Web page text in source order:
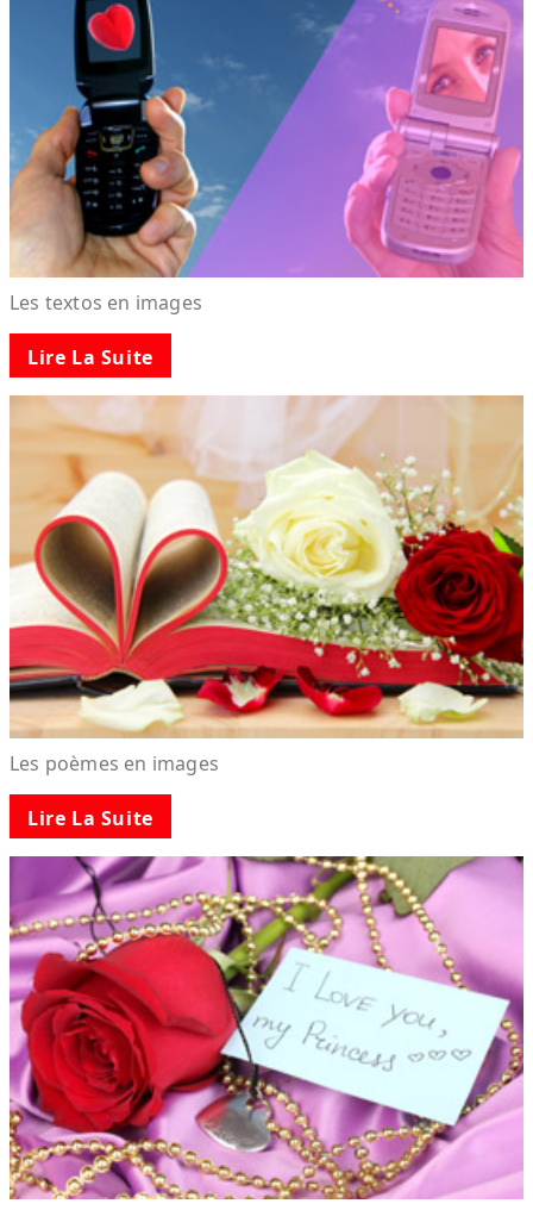
Les textos en images
Lire La Suite
Les poèmes en images
Lire La Suite